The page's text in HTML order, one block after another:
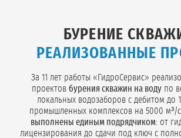
БУРЕНИЕ
РЕАЛИЗОВАННЫЕ
За 11 лет работы «ГидроСервис»
проектов бурения скважин на водупо
локальных водозаборов с дебитом до
промышленных комплексов на 5000 м³/
выполнены единым подрядчиком: от
лицензирования до сдачи под ключ с